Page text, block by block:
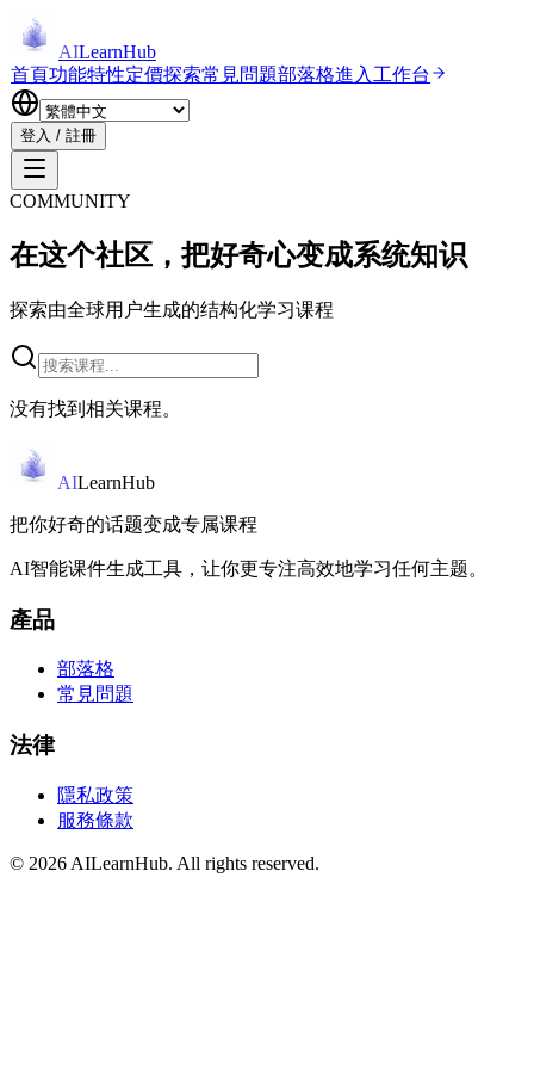
AILearnHub
首頁功能特性定價探索常見問題部落格進入工作台
登入 / 註冊
COMMUNITY
在这个社区，把好奇心变成系统知识
探索由全球用户生成的结构化学习课程
没有找到相关课程。
AILearnHub
把你好奇的话题变成专属课程
AI智能课件生成工具，让你更专注高效地学习任何主题。
產品
部落格
常見問題
法律
隱私政策
服務條款
© 2026 AILearnHub. All rights reserved.